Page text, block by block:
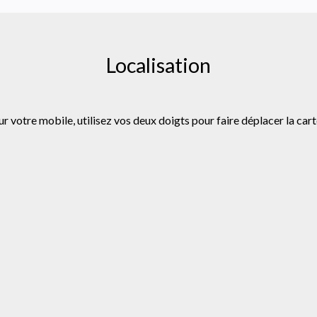
Localisation
votre mobile, utilisez vos deux doigts pour faire déplacer la